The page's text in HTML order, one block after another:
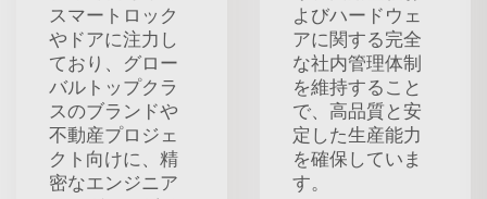
スマートロック
やドアに注力し
ており、グロー
バルトップクラ
スのブランドや
不動産プロジェ
クト向けに、精
密なエンジニア
よびハードウェ
アに関する完全
な社内管理体制
を維持すること
で、高品質と安
定した生産能力
を確保していま
す。